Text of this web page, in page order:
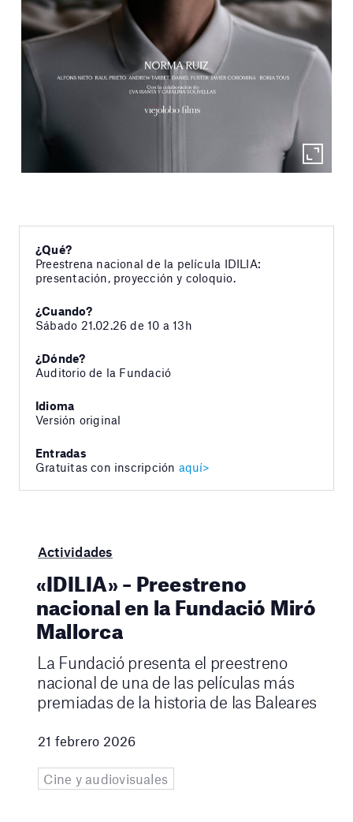
¿Qué?
Preestrena nacional de la película IDILIA:
presentación, proyección y coloquio.
¿Cuando?
Sábado 21.02.26 de 10 a 13h
¿Dónde?
Auditorio de la Fundació
Idioma
Versión original
Entradas
Gratuitas con inscripción aquí>
Actividades
«IDILIA» – Preestreno
nacional en la Fundació Miró
Mallorca
La Fundació presenta el preestreno
nacional de una de las películas más
premiadas de la historia de las Baleares
21 febrero 2026
Cine y audiovisuales